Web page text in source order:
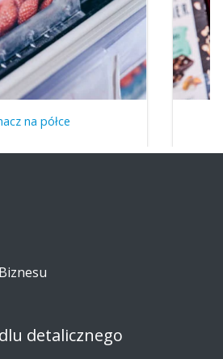
na półce
detalicznego